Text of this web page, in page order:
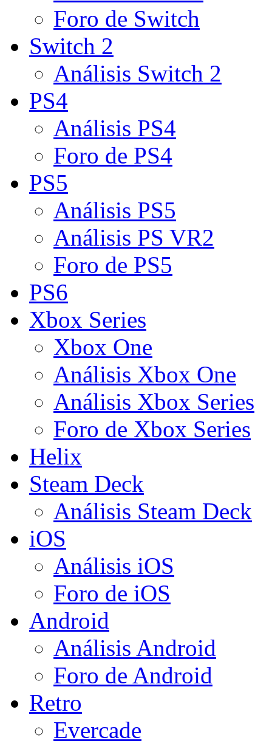
Foro de Switch
Switch 2
Análisis Switch 2
PS4
Análisis PS4
Foro de PS4
PS5
Análisis PS5
Análisis PS VR2
Foro de PS5
PS6
Xbox Series
Xbox One
Análisis Xbox One
Análisis Xbox Series
Foro de Xbox Series
Helix
Steam Deck
Análisis Steam Deck
iOS
Análisis iOS
Foro de iOS
Android
Análisis Android
Foro de Android
Retro
Evercade